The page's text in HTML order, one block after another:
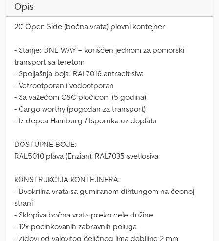
Opis
20' Open Side (bočna vrata) plovni kontejner
- Stanje: ONE WAY – korišćen jednom za pomorski
transport sa teretom
- Spoljašnja boja: RAL7016 antracit siva
- Vetrootporan i vodootporan
- Sa važećom CSC pločicom (5 godina)
- Cargo worthy (pogodan za transport)
- Iz depoa Hamburg / Isporuka uz doplatu
DOSTUPNE BOJE:
RAL5010 plava (Enzian), RAL7035 svetlosiva
KONSTRUKCIJA KONTEJNERA:
- Dvokrilna vrata sa gumiranom dihtungom na čeonoj
strani
- Sklopiva bočna vrata preko cele dužine
- 12x pocinkovanih zabravnih poluga
- Zidovi od valovitog čeličnog lima debljine 2 mm